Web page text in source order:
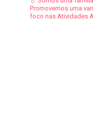
Promovemos uma
foco nas Atividades